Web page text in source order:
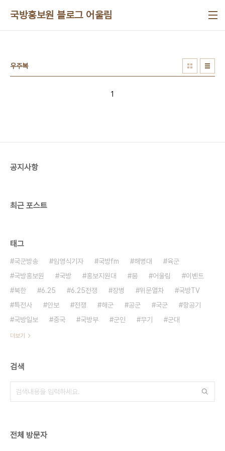
국방홍보원 블로그 어울림
우주복
1
공지사항
최근 포스트
태그
국군방송 임영식기자 국방fm 해병대
육군
국방홍보원
국방 홍보지원대 붐 어울림
이벤트
북한
6.25 6.25전쟁 장병 위문열차
국방TV
특전사
안보 전쟁 해군 공군 국군
항공기
국방일보
중국 국방부 군인 무기 군대
더보기
검색
전체 방문자